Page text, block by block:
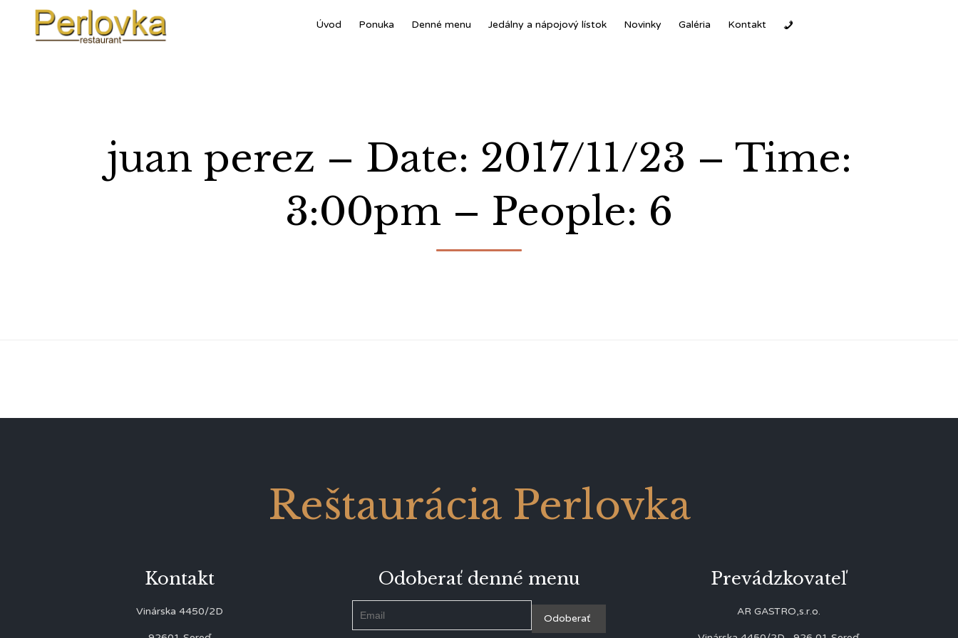
Úvod Ponuka Denné menu Jedálny a nápojový lístok Novinky Galéria Kontakt
juan perez – Date: 2017/11/23 – Time:
3:00pm – People: 6
Reštaurácia Perlovka
Kontakt
Vinárska 4450/2D
Odoberať denné menu Prevádzkovateľ
AR GASTRO,s.r.o.